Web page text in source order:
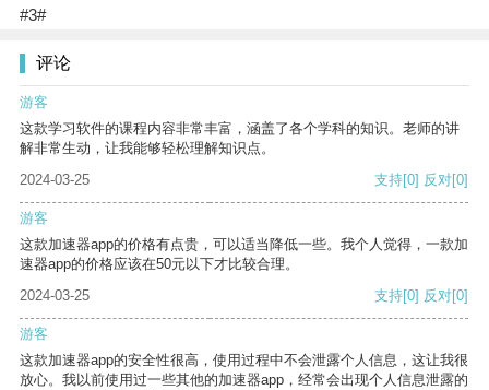
#3#
评论
游客
这款学习软件的课程内容非常丰富，涵盖了各个学科的知识。老师的讲
解非常生动，让我能够轻松理解知识点。
2024-03-25
支持[0] 反对[0]
游客
这款加速器app的价格有点贵，可以适当降低一些。我个人觉得，一款加
速器app的价格应该在50元以下才比较合理。
2024-03-25
支持[0] 反对[0]
游客
这款加速器app的安全性很高，使用过程中不会泄露个人信息，这让我很
放心。我以前使用过一些其他的加速器app，经常会出现个人信息泄露的